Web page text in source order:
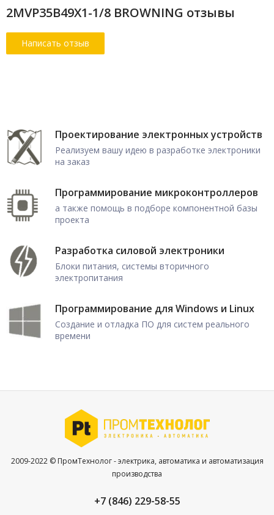
2MVP35B49X1-1/8 BROWNING отзывы
Проектирование электронных устройств
Реализуем вашу идею в разработке электроники
на заказ
Программирование микроконтроллеров
а также помощь в подборе компонентной базы
проекта
Разработка силовой электроники
Блоки питания, системы вторичного
электропитания
Программирование для Windows и Linux
Создание и отладка ПО для систем реального
времени
2009-2022 © ПромТехнолог - электрика, автоматика и автоматизация
производства
+7 (846) 229-58-55